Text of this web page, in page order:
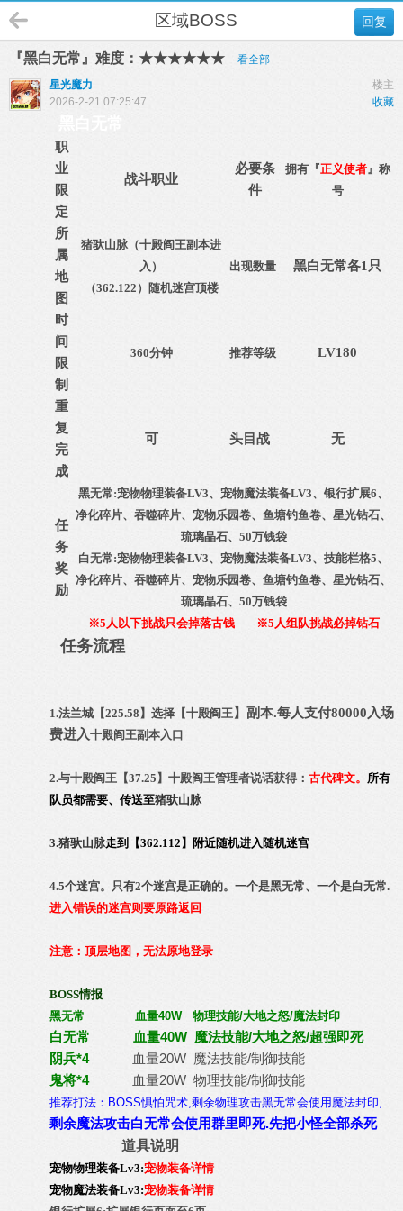
回复
区域BOSS
『黑白无常』难度：★★★★★★
看全部
楼主
星光魔力
收藏
2026-2-21 07:25:47
职
业
限
定
战斗职业
必要条
件
拥有『正义使者』称
号
所
属
地
图
猪驮山脉（十殿阎王副本进
入）
（362.122）随机迷宫顶楼
出现数量 黑白无常各1只
时
间
限
制
360分钟 推荐等级 LV180
重
复
完
成
可 头目战 无
任
务
奖
励
黑无常:宠物物理装备LV3、宠物魔法装备LV3、银行扩展6、
净化碎片、吞噬碎片、宠物乐园卷、鱼塘钓鱼卷、星光钻石、
琉璃晶石、50万钱袋
白无常:宠物物理装备LV3、宠物魔法装备LV3、技能栏格5、
净化碎片、吞噬碎片、 宠物乐园卷、鱼塘钓鱼卷、星光钻石、
琉璃晶石、50万钱袋
※5人以下挑战只会掉落古钱 ※5人组队挑战必掉钻石
任务流程
1.法兰城【225.58】选择【十殿阎王 】副本.每人支付80000入场
费进入十殿阎王副本入口
2.与十殿阎王【37.25】十殿阎王管理者说话获得： 古代碑文。 所有
队员都需要、传送至猪驮山脉
3.猪驮山脉走到【362.112】附近随机进入随机迷宫
4.5个迷宫。只有2个迷宫是正确的。一个是黑无常、一个是白无常.
进入错误的迷宫则要原路返回
注意：顶层地图，无法原地登录
BOSS情报
黑无常 血量40W 物理技能/大地之怒/魔法封印
白无常 血量40W 魔法技能/大地之怒/超强即死
阴兵*4
血量20W 魔法技能/制御技能
鬼将*4
血量20W 物理技能/制御技能
推荐打法：BOSS惧怕咒术,剩余物理攻击黑无常会使用魔法封印,
剩余魔法攻击白无常会使用群里即死.先把小怪全部杀死
道具说明
宠物物理装备Lv3:宠物装备详情
宠物魔法装备Lv3:宠物装备详情